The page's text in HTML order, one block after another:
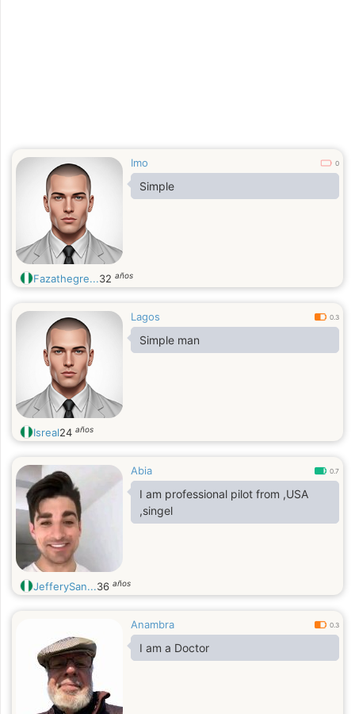
Imo 0
Simple
Fazathegre...32 años
Lagos 0.3
Simple man
Isreal24 años
Abia 0.7
I am professional pilot from ,USA
,singel
JefferySan...36 años
Anambra 0.3
I am a Doctor